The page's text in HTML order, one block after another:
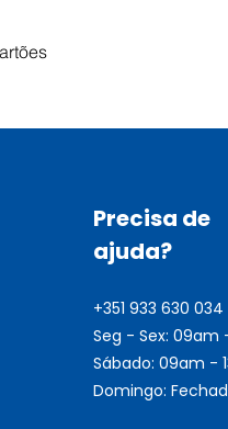
Precisa de
ajuda?
+351 933 630 034
Seg - Sex: 09am
Sábado: 09am -
Domingo: